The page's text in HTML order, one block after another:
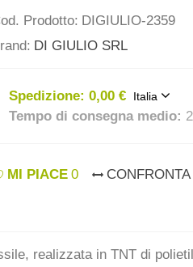
Prodotto: DIGIULIO-2359
DI GIULIO SRL
Spedizione: 0,00 € Italia
Tempo di consegna medio:
MI PIACE 0 CONFRONTA
realizzata in TNT di